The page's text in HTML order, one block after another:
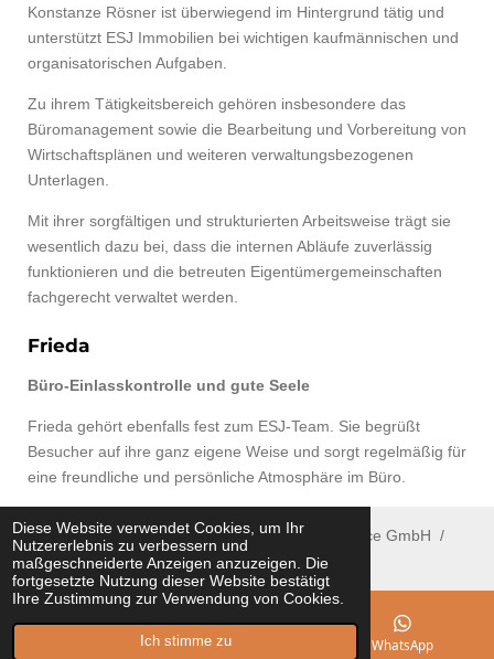
Diese Website verwendet Cookies, um Ihr
Nutzererlebnis zu verbessern und
maßgeschneiderte Anzeigen anzuzeigen. Die
fortgesetzte Nutzung dieser Website bestätigt
Ihre Zustimmung zur Verwendung von Cookies.
Ich stimme zu
Konstanze Rösner ist überwiegend im Hintergrund tätig und
unterstützt ESJ Immobilien bei wichtigen kaufmännischen und
organisatorischen Aufgaben.
Zu ihrem Tätigkeitsbereich gehören insbesondere das
Büromanagement sowie die Bearbeitung und Vorbereitung von
Wirtschaftsplänen und weiteren verwaltungsbezogenen
Unterlagen.
Mit ihrer sorgfältigen und strukturierten Arbeitsweise trägt sie
wesentlich dazu bei, dass die internen Abläufe zuverlässig
funktionieren und die betreuten Eigentümergemeinschaften
fachgerecht verwaltet werden.
Frieda
Büro-Einlasskontrolle und gute Seele
Frieda gehört ebenfalls fest zum ESJ-Team. Sie begrüßt
Besucher auf ihre ganz eigene Weise und sorgt regelmäßig für
eine freundliche und persönliche Atmosphäre im Büro.
© 2021 ESJ Immobilien Hausverwaltungen Service GmbH /
Urheberrechte bei ESJ
Telefon WhatsApp